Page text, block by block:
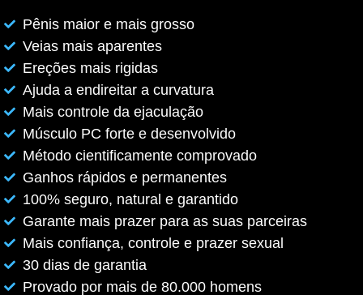
Pênis maior e mais grosso
Veias mais aparentes
Ereções mais rigidas
Ajuda a endireitar a curvatura
Mais controle da ejaculação
Músculo PC forte e desenvolvido
Método cientificamente comprovado
Ganhos rápidos e permanentes
100% seguro, natural e garantido
Garante mais prazer para as suas parceiras
Mais confiança, controle e prazer sexual
30 dias de garantia
Provado por mais de 80.000 homens